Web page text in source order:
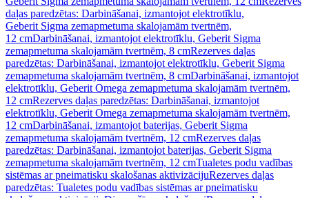
daļas paredzētas: Darbināšanai, izmantojot elektrotīklu,
Geberit Sigma zemapmetuma skalojamām tvertnēm,
12 cmDarbināšanai, izmantojot elektrotīklu, Geberit Sigma
zemapmetuma skalojamām tvertnēm, 8 cmRezerves daļas
paredzētas: Darbināšanai, izmantojot elektrotīklu, Geberit Sigma
zemapmetuma skalojamām tvertnēm, 8 cmDarbināšanai, izmantojot
elektrotīklu, Geberit Omega zemapmetuma skalojamām tvertnēm,
12 cmRezerves daļas paredzētas: Darbināšanai, izmantojot
elektrotīklu, Geberit Omega zemapmetuma skalojamām tvertnēm,
12 cmDarbināšanai, izmantojot baterijas, Geberit Sigma
zemapmetuma skalojamām tvertnēm, 12 cmRezerves daļas
paredzētas: Darbināšanai, izmantojot baterijas, Geberit Sigma
zemapmetuma skalojamām tvertnēm, 12 cmTualetes podu vadības
sistēmas ar pneimatisku skalošanas aktivizācijuRezerves daļas
paredzētas: Tualetes podu vadības sistēmas ar pneimatisku